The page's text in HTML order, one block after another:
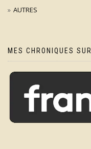
AUTRES
MES CHRONIQUES SUR